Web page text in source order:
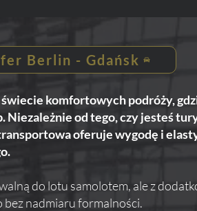
Berlin - Gdańsk
komfortowych podróży,
od tego, czy jesteś
oferuje wygodę i
do lotu samolotem, ale z
bez nadmiaru formalności.